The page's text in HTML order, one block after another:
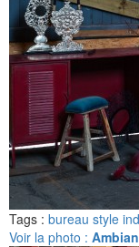
Tags : bureau style
Voir la photo :